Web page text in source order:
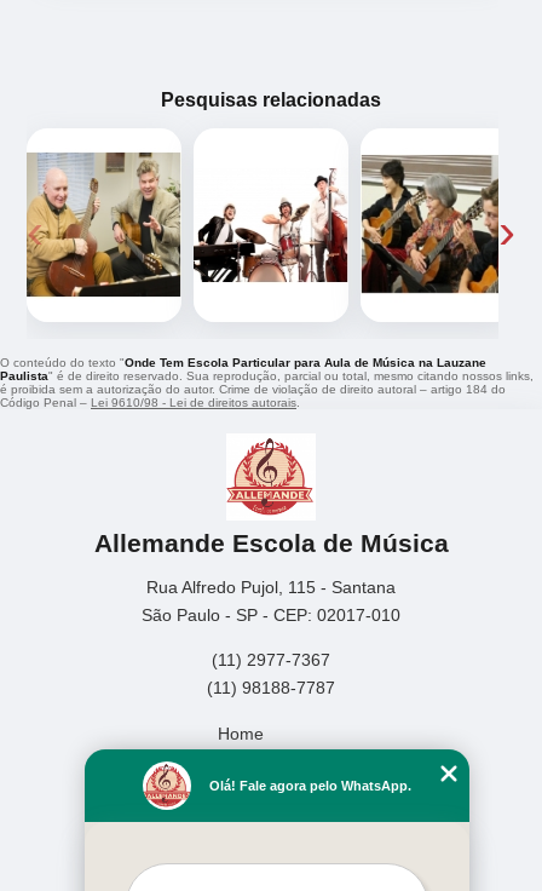
Pesquisas relacionadas
‹ ›
O conteúdo do texto "Onde Tem Escola Particular para Aula de Música na Lauzane
Paulista" é de direito reservado. Sua reprodução, parcial ou total, mesmo citando nossos links,
é proibida sem a autorização do autor. Crime de violação de direito autoral – artigo 184 do
Código Penal – Lei 9610/98 - Lei de direitos autorais.
Allemande Escola de Música
Rua Alfredo Pujol, 115 - Santana
São Paulo - SP - CEP: 02017-010
(11) 2977-7367
(11) 98188-7787
Home
Missão
Olá! Fale agora pelo WhatsApp.